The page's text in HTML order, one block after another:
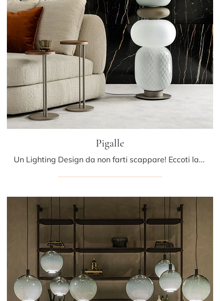
Pigalle
Un Lighting Design da non farti scappare! Eccoti la lampada da terra Pigalle di Cattelan Italia.